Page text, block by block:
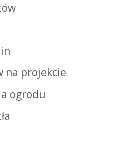
na projekcie
ogrodu